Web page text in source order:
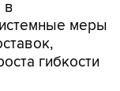
в
меры
гибкости